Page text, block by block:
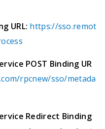
URL: https://sso.remot
POST Binding UR
rpcnew/sso/metada
Redirect Binding